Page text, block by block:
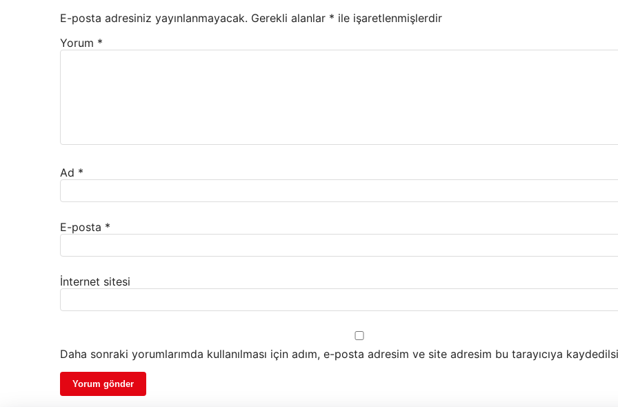
E-posta adresiniz yayınlanmayacak. Gerekli alanlar * ile işaretlenmişlerdir
Yorum *
Ad *
E-posta *
İnternet sitesi
Daha sonraki yorumlarımda kullanılması için adım, e-posta adresim ve site adresim bu tarayıcıya